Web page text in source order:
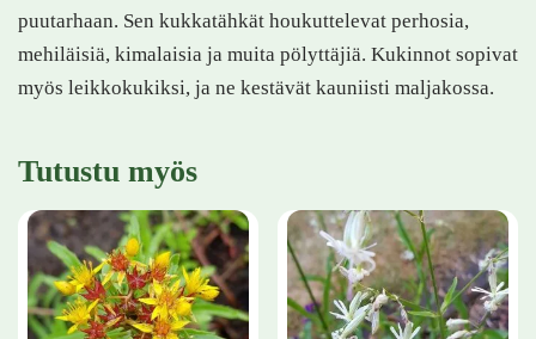
puutarhaan. Sen kukkatähkät houkuttelevat perhosia,
mehiläisiä, kimalaisia ja muita pölyttäjiä. Kukinnot sopivat
myös leikkokukiksi, ja ne kestävät kauniisti maljakossa.
Tutustu myös